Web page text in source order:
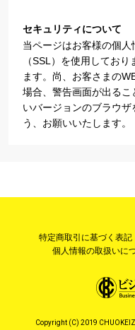
セキュリティについて
当ページはお客様の個
（SSL）を使用してお
ます。尚、お客さまの
場合、警告画面が出る
いバージョンのブラウ
う、お願いいたします。
特定商取引に基づく表記
個人情報の取扱いに
Copyright (C) 2019